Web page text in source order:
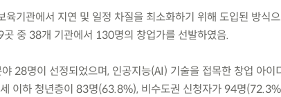
기관에서 지연 및 일정 차질을 최소화하기 위해 도입된 방식
중 38개 기관에서 130명의 창업가를 선발하였음.
28명이 선정되었으며, 인공지능(AI) 기술을 접목한 창업 아이
이하 청년층이 83명(63.8%), 비수도권 신청자가 94명